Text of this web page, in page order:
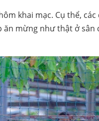
khai mạc. Cụ thể,
mừng như thật ở